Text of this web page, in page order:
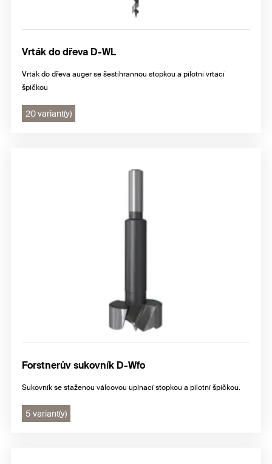
Vrták do dřeva D-WL
Vrták do dřeva auger se šestihrannou stopkou a pilotní vrtací
špičkou
20 variant(y)
Forstnerův sukovník D-Wfo
Sukovník se staženou válcovou upínací stopkou a pilotní špičkou.
5 variant(y)